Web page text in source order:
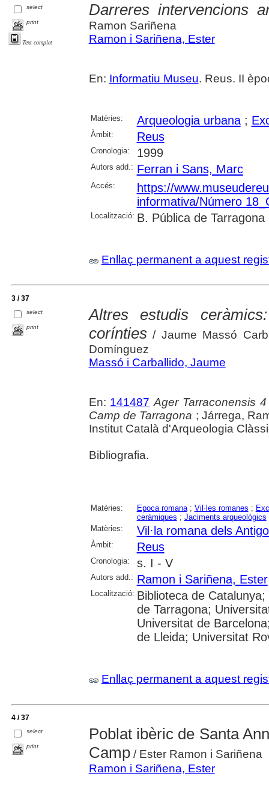
select
print
Text complet
Darreres intervencions
Ramon Sariñena
Ramon i Sariñena, Ester
En: Informatiu Museu. Reus. II
Matèries: Arqueologia urbana;
Àmbit: Reus
Cronologia: 1999
Autors add.: Ferran i Sans, Marc
Accés:
https://
informativa/Número
Localització: B. Pública de Tarragona
Enllaç permanent a aquest
3 / 37
select
print
Altres estudis
corínties/ Jaume Massó
Domínguez
Massó i Carballido, Jaume
En: 141487 Ager Tarraconensis
Camp de Tarragona ; Járrega,
Institut Català d'Arqueologia
Bibliografia.
Matèries: Epoca romana; Vil·les romanes ;
ceràmiques ; Jaciments arqueològics
Matèries:
Vil·la romana dels
Àmbit: Reus
Cronologia: s. I - V
Autors add.: Ramon i Sariñena, Ester
Localització: Biblioteca de
de Tarragona;
Universitat de
de Lleida; Universitat
Enllaç permanent a aquest
4 / 37
select
print
Poblat ibèric de Santa
Camp/ Ester Ramon i Sariñena
Ramon i Sariñena, Ester